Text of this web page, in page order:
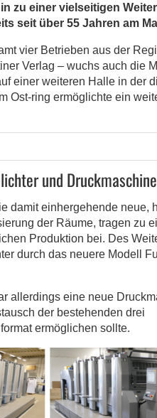
zu einer vielseitigen
seit über 55 Jahren am
vier Betrieben aus der
Verlag – wuchs auch die
einer weiteren Halle in der
Ost-ring ermöglichte ein
und Druckmaschine
damit einhergehende neue,
der Räume, tragen zu
Produktion bei. Des
durch das neuere Modell
allerdings eine neue
der bestehenden drei
ermöglichen sollte.